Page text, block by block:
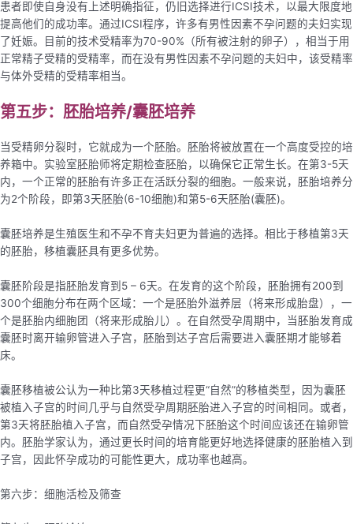
患者即使自身没有上述明确指征，仍旧选择进行ICSI技术，以最大限度地
提高他们的成功率。通过ICSI程序，许多有男性因素不孕问题的夫妇实现
了妊娠。目前的技术受精率为70-90%（所有被注射的卵子），相当于用
正常精子受精的受精率，而在没有男性因素不孕问题的夫妇中，该受精率
与体外受精的受精率相当。
第五步：胚胎培养/囊胚培养
当受精卵分裂时，它就成为一个胚胎。胚胎将被放置在一个高度受控的培
养箱中。实验室胚胎师将定期检查胚胎，以确保它正常生长。在第3-5天
内，一个正常的胚胎有许多正在活跃分裂的细胞。一般来说，胚胎培养分
为2个阶段，即第3天胚胎(6-10细胞)和第5-6天胚胎(囊胚)。
囊胚培养是生殖医生和不孕不育夫妇更为普遍的选择。相比于移植第3天
的胚胎，移植囊胚具有更多优势。
囊胚阶段是指胚胎发育到5 – 6天。在发育的这个阶段，胚胎拥有200到
300个细胞分布在两个区域：一个是胚胎外滋养层（将来形成胎盘），一
个是胚胎内细胞团（将来形成胎儿）。在自然受孕周期中，当胚胎发育成
囊胚时离开输卵管进入子宫，胚胎到达子宫后需要进入囊胚期才能够着
床。
囊胚移植被公认为一种比第3天移植过程更“自然”的移植类型，因为囊胚
被植入子宫的时间几乎与自然受孕周期胚胎进入子宫的时间相同。或者，
第3天将胚胎植入子宫，而自然受孕情况下胚胎这个时间应该还在输卵管
内。胚胎学家认为，通过更长时间的培育能更好地选择健康的胚胎植入到
子宫，因此怀孕成功的可能性更大，成功率也越高。
第六步： 细胞活检及筛查